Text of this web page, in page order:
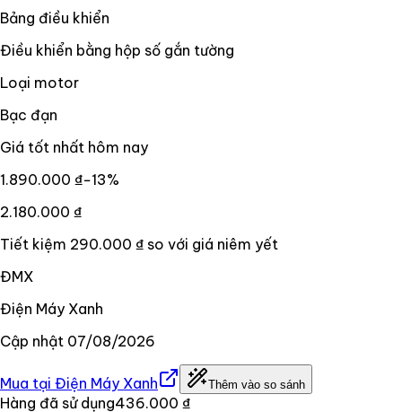
Bảng điều khiển
Điều khiển bằng hộp số gắn tường
Loại motor
Bạc đạn
Giá tốt nhất hôm nay
1.890.000 ₫−13%
2.180.000 ₫
Tiết kiệm 290.000 ₫ so với giá niêm yết
ĐMX
Điện Máy Xanh
Cập nhật 07/08/2026
Mua tại Điện Máy Xanh Thêm vào so sánh
Hàng đã sử dụng436.000 ₫